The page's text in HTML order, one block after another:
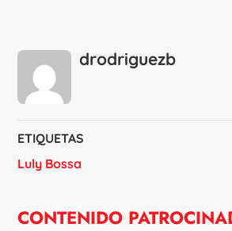
drodriguezb
ETIQUETAS
Luly Bossa
CONTENIDO